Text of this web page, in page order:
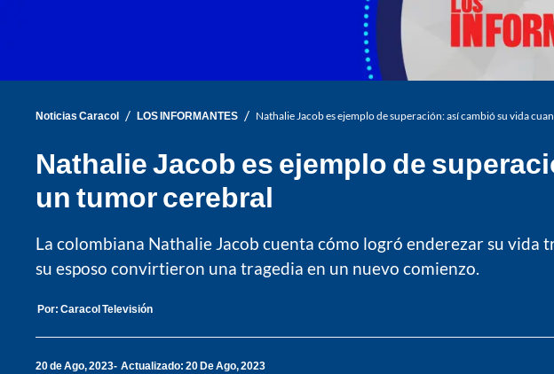
Noticias Caracol / LOS INFORMANTES / Nathalie Jacob es ejemplo de superación: así cambió su vida
Nathalie Jacob es ejemplo de
un tumor cerebral
La colombiana Nathalie Jacob cuenta cómo logró enderezar su
su esposo convirtieron una tragedia en un nuevo comienzo.
Por: Caracol Televisión
20 de Ago, 2023 Actualizado: 20 De Ago, 2023